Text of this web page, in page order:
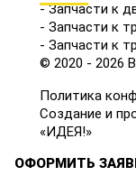
- Запчасти к
- Запчасти к
- Запчасти к
© 2020 - 2026
Политика
Создание и
«ИДЕЯ!»
ОФОРМИТЬ